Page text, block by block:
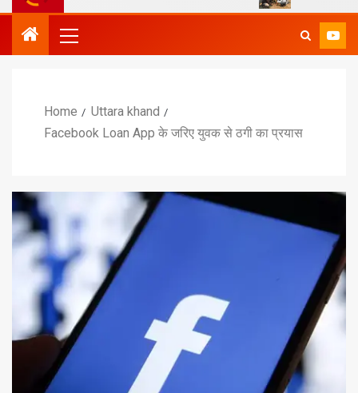
Home
Uttara khand
Facebook Loan App के जरिए युवक से ठगी का प्रयास